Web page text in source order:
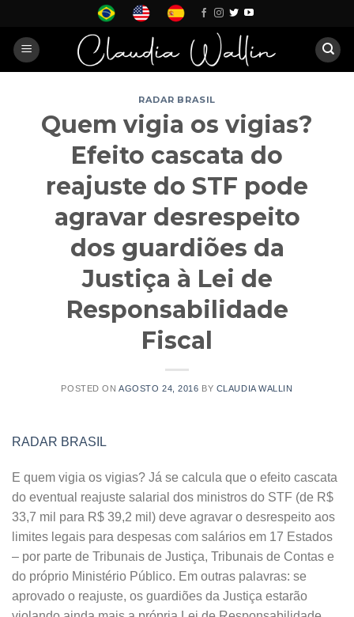
content
RADAR BRASIL
Quem vigia os vigias?
Efeito cascata do
reajuste do STF pode
agravar desrespeito
dos guardiões da
Justiça à Lei de
Responsabilidade
Fiscal
POSTED ONAGOSTO 24, 2016 BY CLAUDIA WALLIN
RADAR BRASIL
E quem vigia os vigias? Já se calcula que o efeito cascata
do eventual reajuste salarial dos ministros do STF (de R$
33,7 mil para R$ 39,2 mil) deve agravar o desrespeito aos
limites legais para despesas com salários em 17 Estados
– por parte de Tribunais de Justiça, Tribunais de Contas e
do próprio Ministério Público. Em outras palavras: se
aprovado o reajuste, os guardiões da Justiça estarão